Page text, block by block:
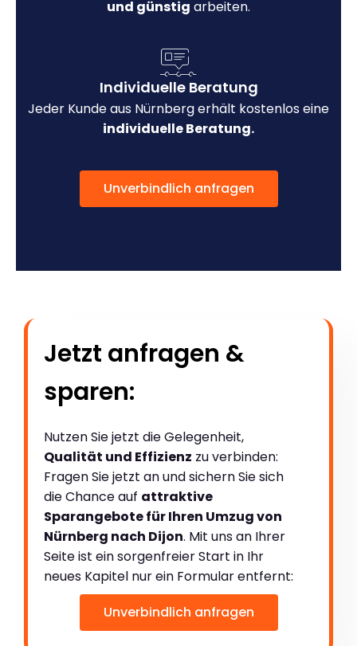
und günstig arbeiten.
Individuelle Beratung
Jeder Kunde aus Nürnberg erhält kostenlos eine
individuelle Beratung.
Unverbindlich anfragen
Jetzt anfragen &
sparen:
Nutzen Sie jetzt die Gelegenheit,
Qualität und Effizienz zu verbinden:
Fragen Sie jetzt an und sichern Sie sich
die Chance auf attraktive
Sparangebote für Ihren Umzug von
Nürnberg nach Dijon. Mit uns an Ihrer
Seite ist ein sorgenfreier Start in Ihr
neues Kapitel nur ein Formular entfernt:
Unverbindlich anfragen